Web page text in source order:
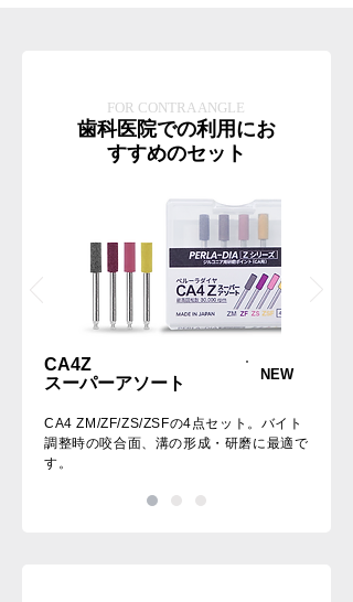
FOR CONTRA ANGLE
歯科医院での利用にお
すすめのセット
CA4Z
スーパーアソート
NEW
CA4 ZM/ZF/ZS/ZSFの4点セット。バイト
調整時の咬合面、溝の形成・研磨に最適で
す。